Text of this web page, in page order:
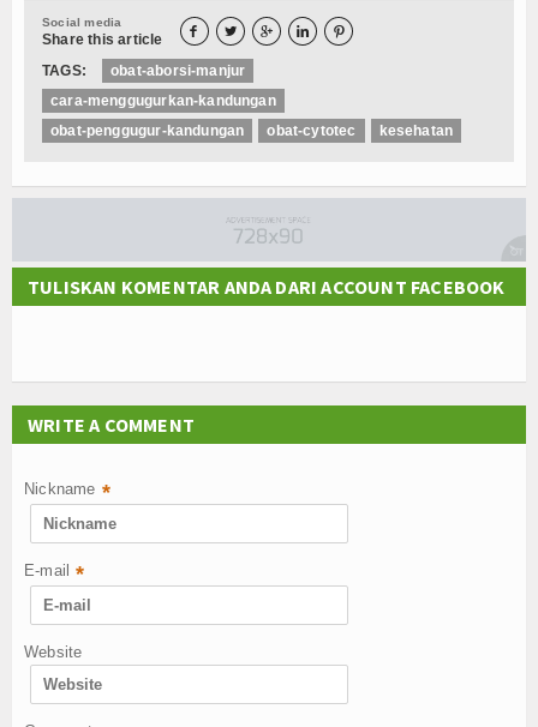
Social media
Share this article     
TAGS:
obat-aborsi-manjur
cara-menggugurkan-kandungan
obat-penggugur-kandungan
obat-cytotec kesehatan
TULISKAN KOMENTAR ANDA DARI ACCOUNT FACEBOOK
WRITE A COMMENT
Nickname *
E-mail *
Website